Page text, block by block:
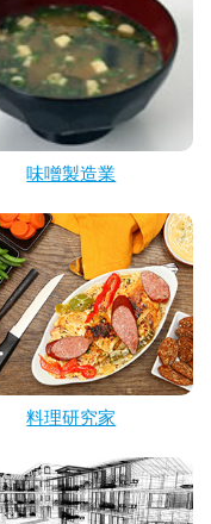
味噌製造業
料理研究家